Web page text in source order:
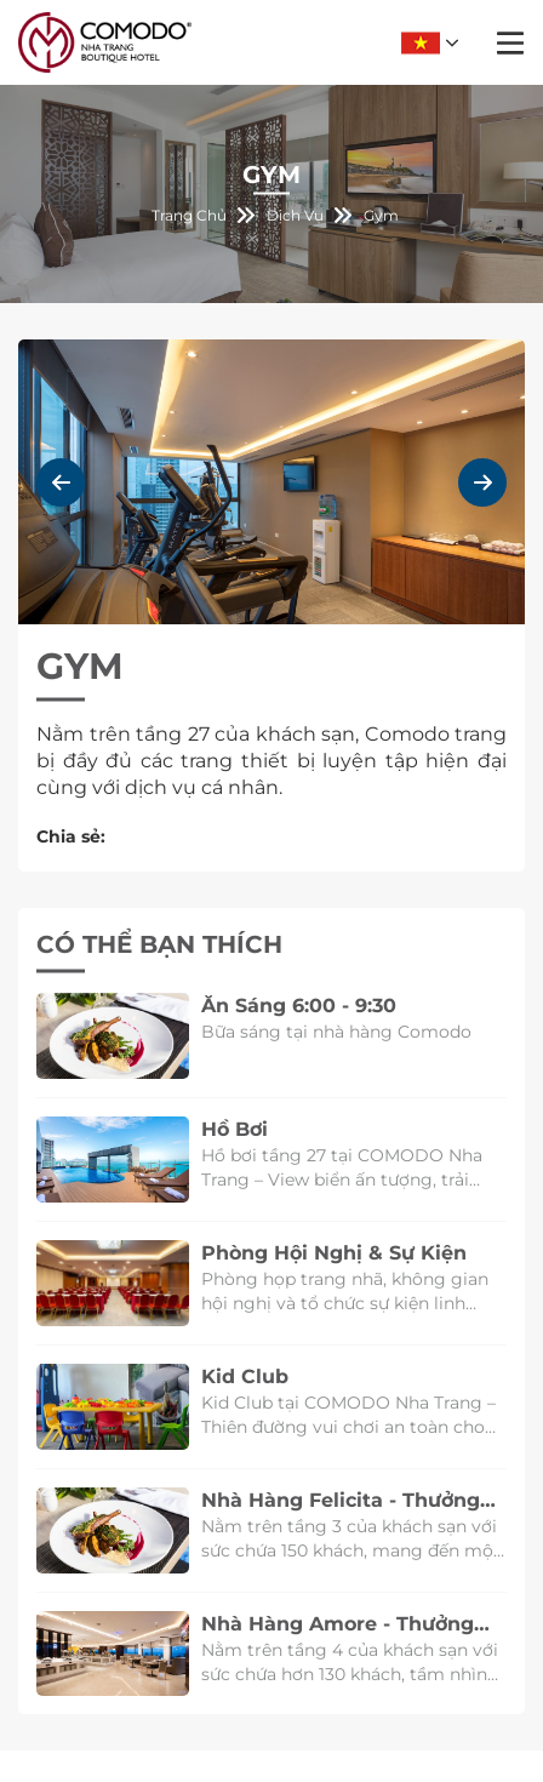
GYM
Trang Chủ Dịch Vụ Gym
GYM
Nằm trên tầng 27 của khách sạn, Comodo trang
bị đầy đủ các trang thiết bị luyện tập hiện đại
cùng với dịch vụ cá nhân.
Chia sẻ:
CÓ THỂ BẠN THÍCH
Ăn Sáng 6:00 - 9:30
Bữa sáng tại nhà hàng Comodo
Hồ Bơi
Hồ bơi tầng 27 tại COMODO Nha
Trang – View biển ấn tượng, trải
Phòng Hội Nghị & Sự Kiện
Phòng họp trang nhã, không gian
hội nghị và tổ chức sự kiện linh
Hall, đều được trang bị đầy đủ công
nghệ truyền thông, nội thất sang
trọng, hiện đại.
Kid Club
Kid Club tại COMODO Nha Trang –
Thiên đường vui chơi an toàn cho
Nhà Hàng Felicita - Thưởng
Thức Ẩm Thực Nga
Nằm trên tầng 3 của khách sạn với
sức chứa 150 khách, mang đến một
Nhà Hàng Amore - Thưởng
Thức Ẩm Thực Trung Hoa
Nằm trên tầng 4 của khách sạn với
sức chứa hơn 130 khách, tầm nhìn